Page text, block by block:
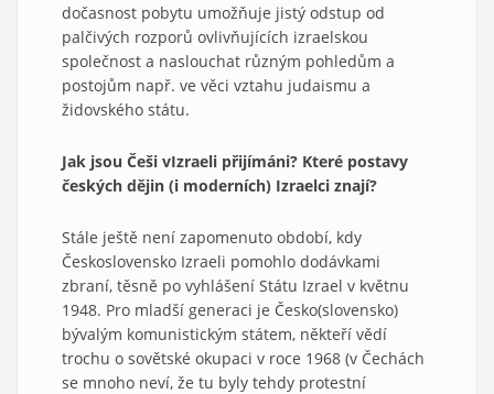
dočasnost pobytu umožňuje jistý odstup od
palčivých rozporů ovlivňujících izraelskou
společnost a naslouchat různým pohledům a
postojům např. ve věci vztahu judaismu a
židovského státu.
Jak jsou Češi vIzraeli přijímáni? Které postavy
českých dějin (i moderních) Izraelci znají?
Stále ještě není zapomenuto období, kdy
Československo Izraeli pomohlo dodávkami
zbraní, těsně po vyhlášení Státu Izrael v květnu
1948. Pro mladší generaci je Česko(slovensko)
bývalým komunistickým státem, někteří vědí
trochu o sovětské okupaci v roce 1968 (v Čechách
se mnoho neví, že tu byly tehdy protestní